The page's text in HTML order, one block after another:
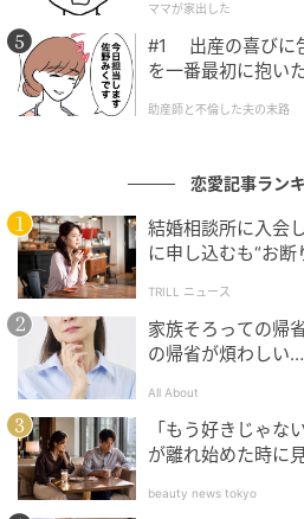
ママが家出した
#1 出産の喜びに
を一番最初に抱い
助産師と不倫した夫の末路
恋愛記事ラン
結婚相談所に入会
に申し込むも“お
TRILL ニュース
家族そろっての帰
の帰省が煩わしい
All About
「もう好きじゃな
が離れ始めた時に
beauty news tokyo